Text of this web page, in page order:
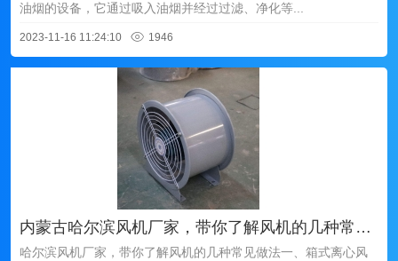
油烟的设备，它通过吸入油烟并经过过滤、净化等...
2023-11-16 11:24:10 1946
内蒙古哈尔滨风机厂家，带你了解风机的几种常见做法
哈尔滨风机厂家，带你了解风机的几种常见做法一、箱式离心风